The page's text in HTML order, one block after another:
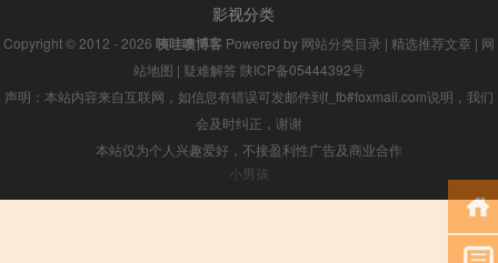
影视分类
Copyright © 2012 - 2026 咦哇噢博客 Powered by 网站分类目录 | 精选推荐文章 | 网
站地图 | 疑难解答 陕ICP备05444392号
声明：本站内容来自互联网，如信息有错误可发邮件到f_fb#foxmail.com说明，我们
会及时纠正，谢谢
本站仅为个人兴趣爱好，不接盈利性广告及商业合作
小男孩